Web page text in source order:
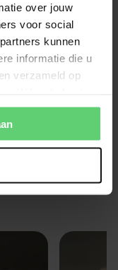
over jouw
voor social
kunnen
informatie die u
verzameld op
Meer
Privacy Policy.
te schrijven